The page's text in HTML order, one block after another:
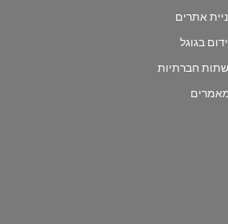
אתרים
בגוגל
חברתיות